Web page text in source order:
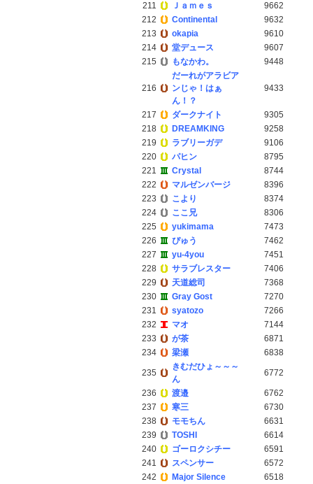
211 Ｊａｍｅｓ
9662
212
Continental
9632
213
okapia
9610
214
堂デュース
9607
215
もなかわ。 9448
216
だーれがアラビア
ンじゃ！はぁ
ん！？
9433
217 ダークナイト
9305
218
DREAMKING
9258
219
ラブリーガデ
9106
220
パヒン
8795
221
Crystal
8744
222
マルゼンバージ
8396
223
こより
8374
224
ここ兄
8306
225
yukimama
7473
226
ぴゅう
7462
227
yu-4you
7451
228
サラブレスター
7406
229
天道総司
7368
230
Gray Gost
7270
231
syatozo
7266
232
マオ
7144
233
が茶
6871
234
梁瀬 6838
235
きむだひょ～～～
ん
6772
236 渡邉
6762
237
寒三
6730
238
モモちん
6631
239
TOSHI
6614
240
ゴーロクシチー
6591
241
スペンサー
6572
242
Major Silence
6518